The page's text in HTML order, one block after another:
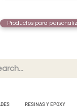
Productos para
RESINAS Y EPOXY